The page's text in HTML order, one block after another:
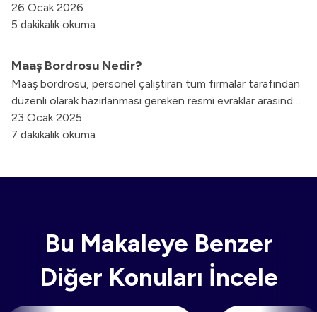
26 Ocak 2026
5 dakikalık okuma
Maaş Bordrosu Nedir?
Maaş bordrosu, personel çalıştıran tüm firmalar tarafından
düzenli olarak hazırlanması gereken resmi evraklar arasında
yer alır. İş Kanunu’nda belirtilen kurallara göre düzenlenmesi
gereken maaş bordrosu, yasal bir belge olarak kabul
23 Ocak 2025
7 dakikalık okuma
Bu Makaleye Benzer
Diğer Konuları İncele